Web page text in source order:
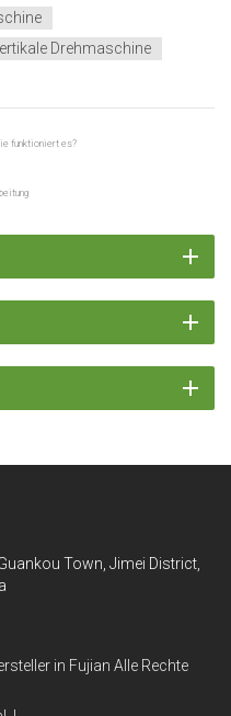
Drehmaschine
funktioniert es?
Town, Jimei District,
in Fujian Alle Rechte